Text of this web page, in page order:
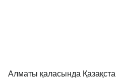
Алматы қаласында